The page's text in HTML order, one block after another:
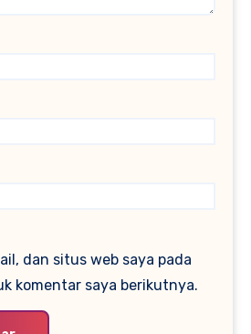
dan situs web saya pada
komentar saya berikutnya.